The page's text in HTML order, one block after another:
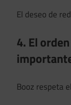
El deseo de
4. El
Booz respeta